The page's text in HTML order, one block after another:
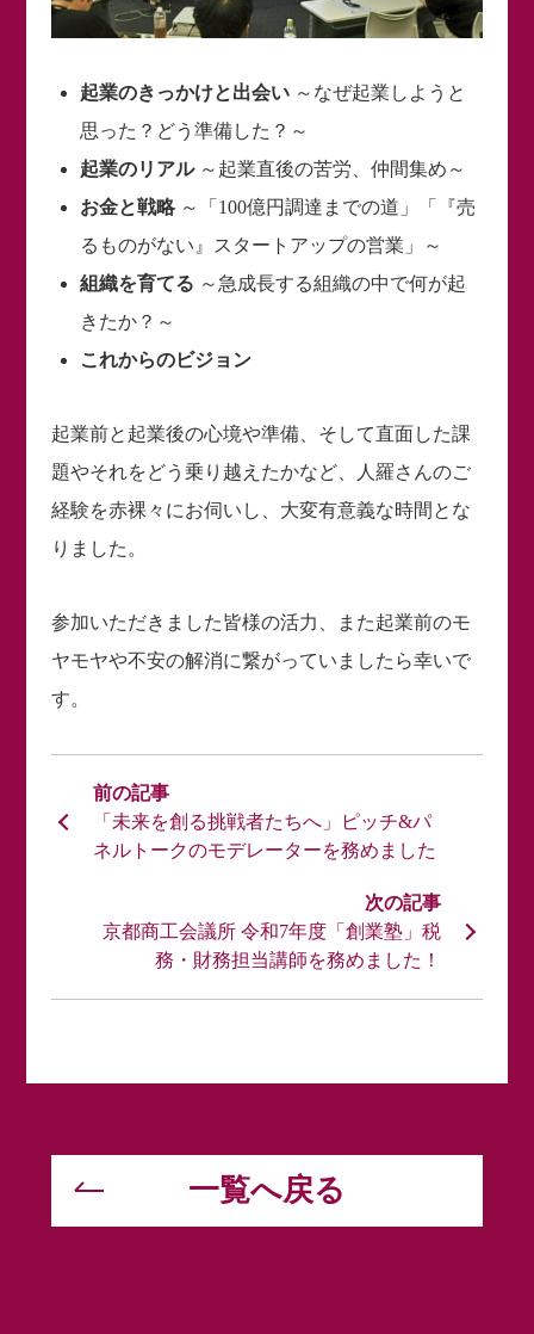
起業のきっかけと出会い～なぜ起業しようと
思った？どう準備した？～
起業のリアル～起業直後の苦労、仲間集め～
お金と戦略～「100億円調達までの道」「『売
るものがない』スタートアップの営業」～
組織を育てる ～急成長する組織の中で何が起
きたか？～
これからのビジョン
起業前と起業後の心境や準備、そして直面した課
題やそれをどう乗り越えたかなど、人羅さんのご
経験を赤裸々にお伺いし、大変有意義な時間とな
りました。
参加いただきました皆様の活力、また起業前のモ
ヤモヤや不安の解消に繋がっていましたら幸いで
す。
「未来を創る挑戦者たちへ」ピッチ&パ
ネルトークのモデレーターを務めました
京都商工会議所 令和7年度「創業塾」税
務・財務担当講師を務めました！
一覧へ戻る